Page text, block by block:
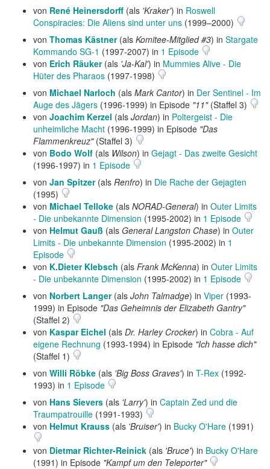
von René Heinersdorff (als 'Kraker') in Roswell
Conspiracies: Die Aliens sind unter uns (1999–2000)
von Thomas Kästner(als Komitee-Mitglied #3) in Stargate
Kommando SG-1 (1997-2007) in 1 Episode
von Erich Räuker(als 'Ja-Kal') in Mummies Alive - Die
Hüter des Pharaos (1997-1998)
von Michael Narloch (als Mark Cantor) in Der Sentinel - Im
Auge des Jägers (1996-1999) in Episode "11"(Staffel 3)
von Joachim Kerzel (als Jordan) in Poltergeist - Die
unheimliche Macht (1996-1999) in Episode "Das
Flammenkreuz"(Staffel 3)
von Bodo Wolf (als Wilson) in Gejagt - Das zweite Gesicht
(1996-1997) in 1 Episode
von Jan Spitzer(als Renfro) in Die Rache der Gejagten
(1995)
von Michael Telloke (als NORAD-General) in Outer Limits
- Die unbekannte Dimension (1995-2002) in 1 Episode
von Helmut Gauß (als General Langston Chase) in Outer
Limits - Die unbekannte Dimension (1995-2002) in 1
Episode
von K.Dieter Klebsch (als Frank McKenna) in Outer Limits
- Die unbekannte Dimension (1995-2002) in 1 Episode
von Norbert Langer(als John Talmadge) in Viper (1993-
1999) in Episode "Das Geheimnis der Elizabeth Gantry"
(Staffel 2)
von Kaspar Eichel (als Dr. Harley Crocker) in Cobra - Auf
eigene Rechnung (1993-1994) in Episode "Ich hasse dich"
(Staffel 1)
von Willi Röbke (als 'Big Boss Graves') in T-Rex (1992-
1993) in 1 Episode
von Hans Sievers (als 'Larry') in Captain Zed und die
Traumpatrouille (1991-1993)
von Helmut Krauss (als 'Bruiser') in Bucky O'Hare (1991)
von Dietmar Richter-Reinick (als 'Bruce') in Bucky O'Hare
(1991) in Episode "Kampf um den Teleporter"